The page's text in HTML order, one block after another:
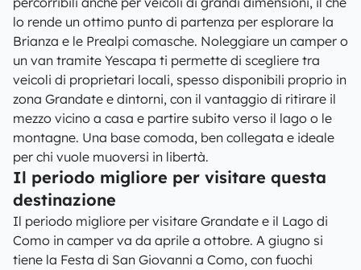
lo rende un ottimo punto di partenza per esplorare la
Brianza e le Prealpi comasche. Noleggiare un camper o
un van tramite Yescapa ti permette di scegliere tra
veicoli di proprietari locali, spesso disponibili proprio in
zona Grandate e dintorni, con il vantaggio di ritirare il
mezzo vicino a casa e partire subito verso il lago o le
montagne. Una base comoda, ben collegata e ideale
per chi vuole muoversi in libertà.
Il periodo migliore per visitare questa
destinazione
Il periodo migliore per visitare Grandate e il Lago di
Como in camper va da aprile a ottobre. A giugno si
tiene la Festa di San Giovanni a Como, con fuochi